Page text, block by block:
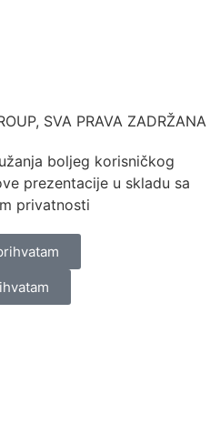
SVA PRAVA ZADRŽANA
boljeg korisničkog
prezentacije u skladu sa
privatnosti